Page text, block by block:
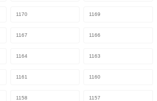
1170 1169
1167 1166
1164 1163
1161 1160
1158 1157